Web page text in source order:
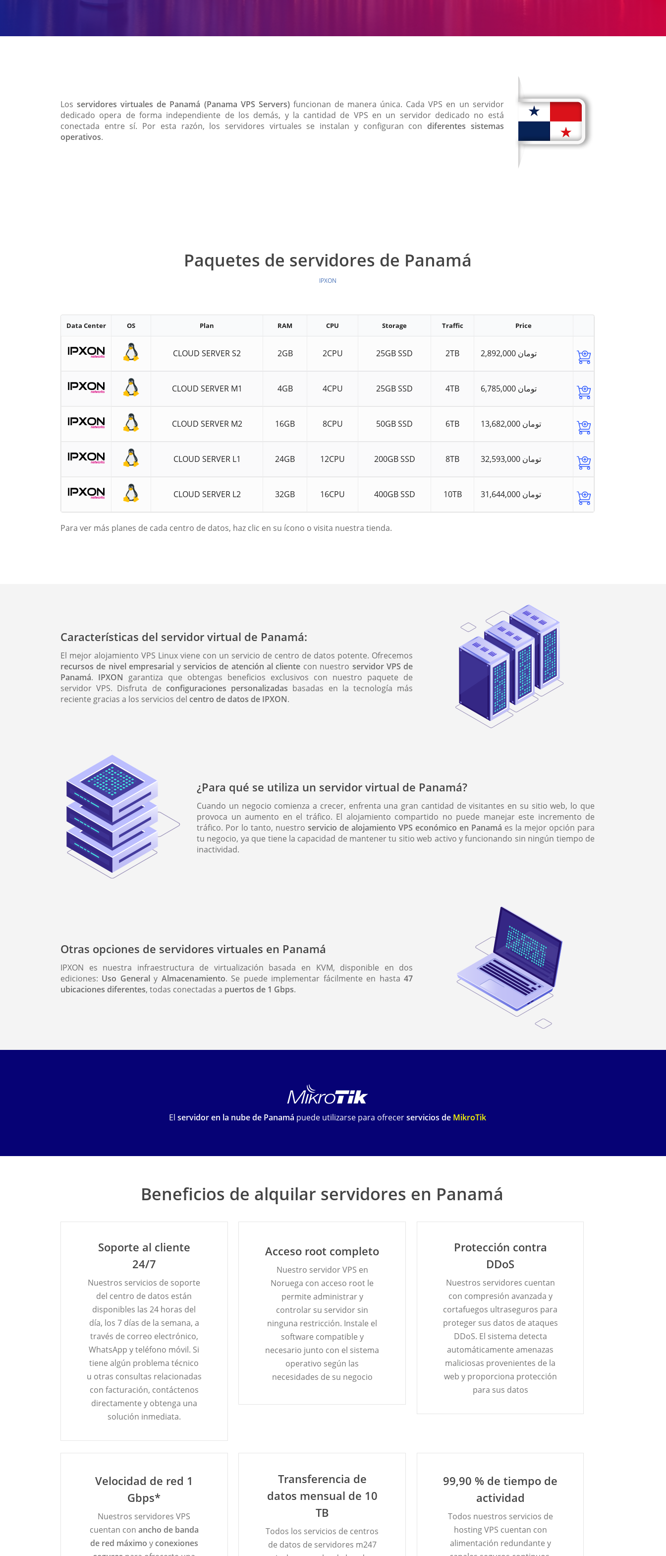
Losservidores virtuales de Panamá (Panama VPS Servers)funcionan de manera única. Cada VPS en un servidor
dedicado opera de forma independiente de los demás, y la cantidad de VPS en un servidor dedicado no está
conectada entre sí. Por esta razón, los servidores virtuales se instalan y configuran con diferentes sistemas
operativos.
Paquetes de servidores de Panamá
IPXON
Data Center OS Plan RAM CPU Storage Traffic Price
CLOUD SERVER S2 2GB 2CPU 25GB SSD 2TB 2,892,000 تومان
CLOUD SERVER M1 4GB 4CPU 25GB SSD 4TB 6,785,000 تومان
CLOUD SERVER M2 16GB 8CPU 50GB SSD 6TB 13,682,000 تومان
CLOUD SERVER L1 24GB 12CPU 200GB SSD 8TB 32,593,000 تومان
CLOUD SERVER L2 32GB 16CPU 400GB SSD 10TB 31,644,000 تومان
Para ver más planes de cada centro de datos, haz clic en su ícono o visita nuestra tienda.
Características del servidor virtual de Panamá:
El mejor alojamiento VPS Linux viene con un servicio de centro de datos potente. Ofrecemos
recursos de nivel empresarial y servicios de atención al cliente con nuestro servidor VPS de
Panamá. IPXON garantiza que obtengas beneficios exclusivos con nuestro paquete de
servidor VPS. Disfruta de configuraciones personalizadas basadas en la tecnología más
reciente gracias a los servicios del centro de datos de IPXON.
¿Para qué se utiliza un servidor virtual de Panamá?
Cuando un negocio comienza a crecer, enfrenta una gran cantidad de visitantes en su sitio web, lo que
provoca un aumento en el tráfico. El alojamiento compartido no puede manejar este incremento de
tráfico. Por lo tanto, nuestro servicio de alojamiento VPS económico en Panamá es la mejor opción para
tu negocio, ya que tiene la capacidad de mantener tu sitio web activo y funcionando sin ningún tiempo de
inactividad.
Otras opciones de servidores virtuales en Panamá
IPXON es nuestra infraestructura de virtualización basada en KVM, disponible en dos
ediciones: Uso General y Almacenamiento. Se puede implementar fácilmente en hasta47
ubicaciones diferentes, todas conectadas a puertos de 1 Gbps.
El servidor en la nube de Panamá puede utilizarse para ofrecerservicios de MikroTik
Beneficios de alquilar servidores en Panamá
Soporte al cliente
24/7
Nuestros servicios de soporte
del centro de datos están
disponibles las 24 horas del
día, los 7 días de la semana, a
través de correo electrónico,
WhatsApp y teléfono móvil. Si
tiene algún problema técnico
u otras consultas relacionadas
con facturación, contáctenos
directamente y obtenga una
solución inmediata.
Acceso root completo
Nuestro servidor VPS en
Noruega con acceso root le
permite administrar y
controlar su servidor sin
ninguna restricción. Instale el
software compatible y
necesario junto con el sistema
operativo según las
necesidades de su negocio
Protección contra
DDoS
Nuestros servidores cuentan
con compresión avanzada y
cortafuegos ultraseguros para
proteger sus datos de ataques
DDoS. El sistema detecta
automáticamente amenazas
maliciosas provenientes de la
web y proporciona protección
para sus datos
Velocidad de red 1
Gbps*
Nuestros servidores VPS
cuentan con ancho de banda
de red máximo yconexiones
Transferencia de
datos mensual de 10
TB
Todos los servicios de centros
de datos de servidores m247
99,90 % de tiempo de
actividad
Todos nuestros servicios de
hosting VPS cuentan con
alimentación redundante y